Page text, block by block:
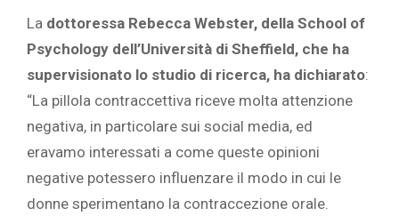
La dottoressa Rebecca Webster, della School of
Psychology dell’Università di Sheffield, che ha
supervisionato lo studio di ricerca, ha dichiarato:
“La pillola contraccettiva riceve molta attenzione
negativa, in particolare sui social media, ed
eravamo interessati a come queste opinioni
negative potessero influenzare il modo in cui le
donne sperimentano la contraccezione orale.